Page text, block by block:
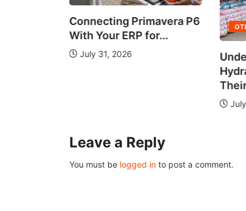
Primavera P6
OTHERS
Understanding Fire
Leave a Reply
You must be logged in to post a comment.